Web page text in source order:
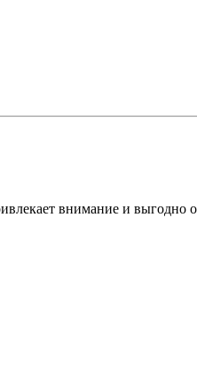
внимание и выгодно